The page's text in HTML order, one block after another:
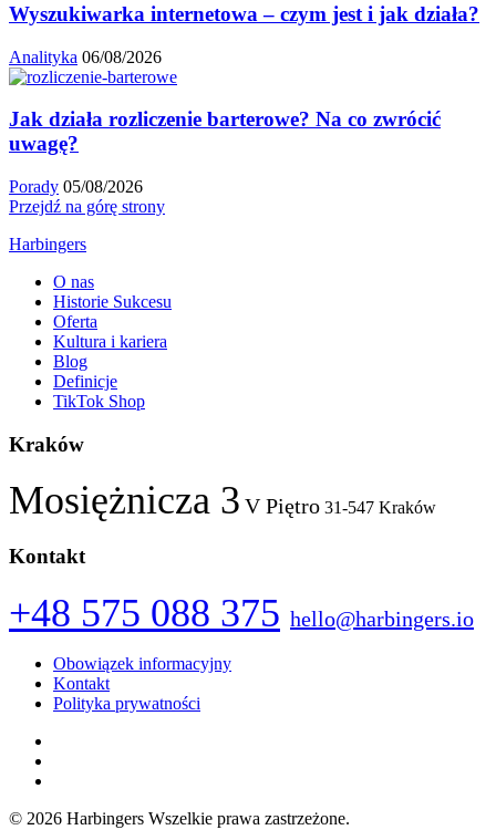
Wyszukiwarka internetowa – czym jest i jak działa?
Analityka 06/08/2026
Jak działa rozliczenie barterowe? Na co zwrócić
uwagę?
Porady 05/08/2026
Przejdź na górę strony
Harbingers
O nas
Historie Sukcesu
Oferta
Kultura i kariera
Blog
Definicje
TikTok Shop
Kraków
Mosiężnicza 3 V Piętro 31-547 Kraków
Kontakt
+48 575 088 375 hello@harbingers.io
Obowiązek informacyjny
Kontakt
Polityka prywatności
© 2026 Harbingers Wszelkie prawa zastrzeżone.